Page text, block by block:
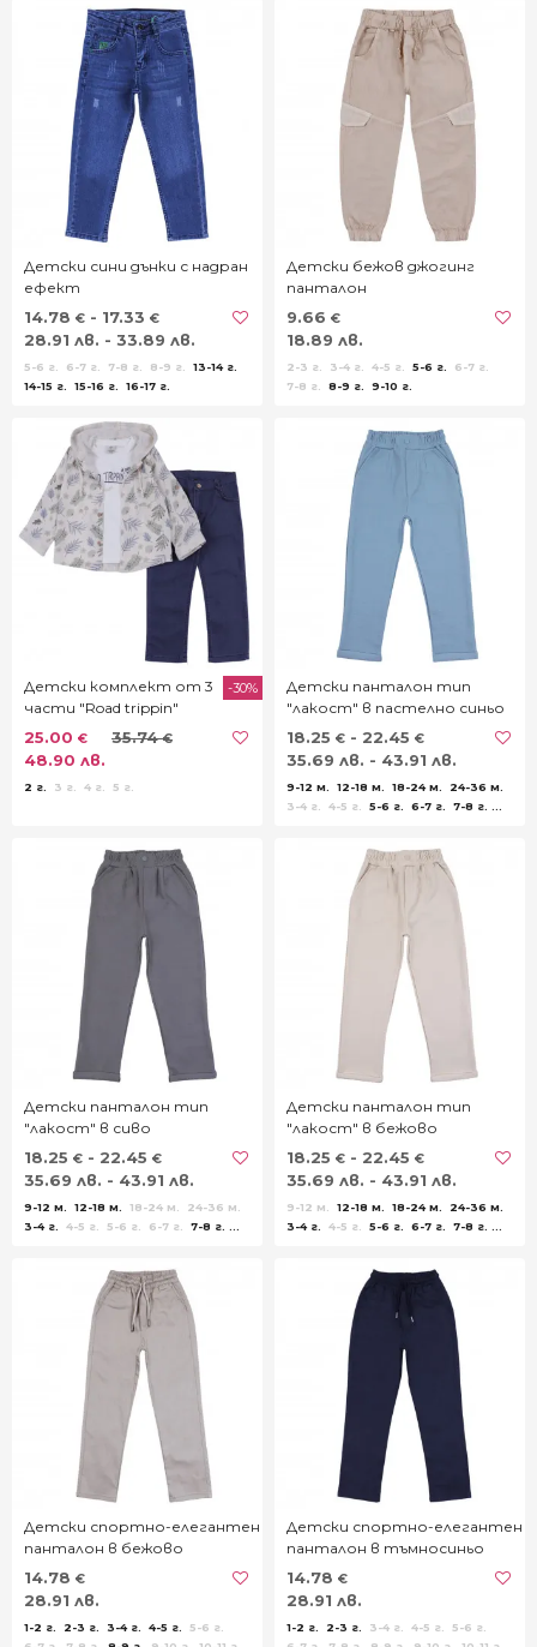
Детски сини дънки с надран
ефект
14.78 € - 17.33 €
28.91 лв. - 33.89 лв.
5-6 г. 6-7 г. 7-8 г. 8-9 г.
13-14 г.
14-15 г.
15-16 г. 16-17 г.
Детски бежов джогинг
панталон
9.66 €
18.89 лв.
2-3 г. 3-4 г. 4-5 г. 5-6 г.
6-7 г.
7-8 г.
8-9 г. 9-10 г.
Детски комплект от 3
части "Road trippin"
-30%
25.00 €
48.90 лв.
35.74€
2 г. 3 г. 4 г. 5 г.
Детски панталон тип
"лакост" в пастелно синьо
18.25 € - 22.45 €
35.69 лв. - 43.91 лв.
9-12 м. 12-18 м. 18-24 м.
24-36 м.
3-4 г.
4-5 г. 5-6 г. 6-7 г.
7-8 г.
Детски панталон тип
"лакост" в сиво
18.25 € - 22.45 €
35.69 лв. - 43.91 лв.
9-12 м. 12-18 м. 18-24 м.
24-36 м.
3-4 г.
4-5 г. 5-6 г. 6-7 г.
7-8 г.
Детски панталон тип
"лакост" в бежово
18.25 € - 22.45 €
35.69 лв. - 43.91 лв.
9-12 м. 12-18 м. 18-24 м.
24-36 м.
3-4 г.
4-5 г. 5-6 г. 6-7 г.
7-8 г.
Детски спортно-елегантен
панталон в бежово
14.78 €
28.91 лв.
1-2 г. 2-3 г. 3-4 г. 4-5 г.
5-6 г.
Детски спортно-елегантен
панталон в тъмносиньо
14.78 €
28.91 лв.
1-2 г. 2-3 г. 3-4 г. 4-5 г.
5-6 г.